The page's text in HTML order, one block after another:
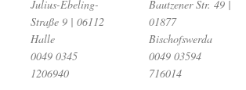
Julius-Ebeling-
Straße 9 | 06112
Halle
0049 0345
1206940
Bautzener Str. 49 |
01877
Bischofswerda
0049 03594
716014